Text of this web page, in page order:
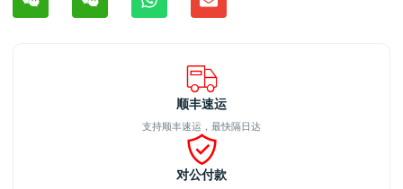
顺丰速运
支持顺丰速运，最快隔日达
对公付款